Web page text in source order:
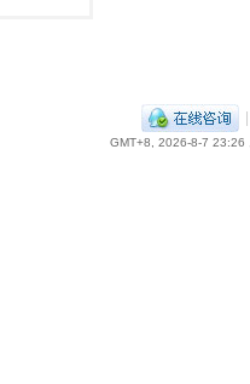
|
GMT+8, 2026-8-7 23:26